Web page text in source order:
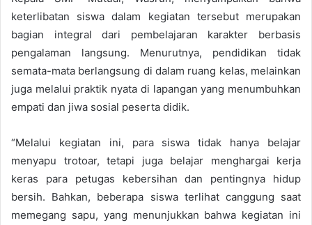
keterlibatan siswa dalam kegiatan tersebut merupakan
bagian integral dari pembelajaran karakter berbasis
pengalaman langsung. Menurutnya, pendidikan tidak
semata-mata berlangsung di dalam ruang kelas, melainkan
juga melalui praktik nyata di lapangan yang menumbuhkan
empati dan jiwa sosial peserta didik.
“Melalui kegiatan ini, para siswa tidak hanya belajar
menyapu trotoar, tetapi juga belajar menghargai kerja
keras para petugas kebersihan dan pentingnya hidup
bersih. Bahkan, beberapa siswa terlihat canggung saat
memegang sapu, yang menunjukkan bahwa kegiatan ini